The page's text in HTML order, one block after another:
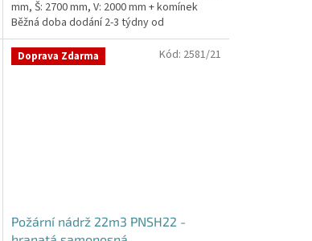
mm, Š: 2700 mm, V: 2000 mm + komínek
Běžná doba dodání 2-3 týdny od
objednávky. Rozměry...
Doprava Zdarma
Požární nádrž 22m3 PNSH22 -
Kód: 2581/21